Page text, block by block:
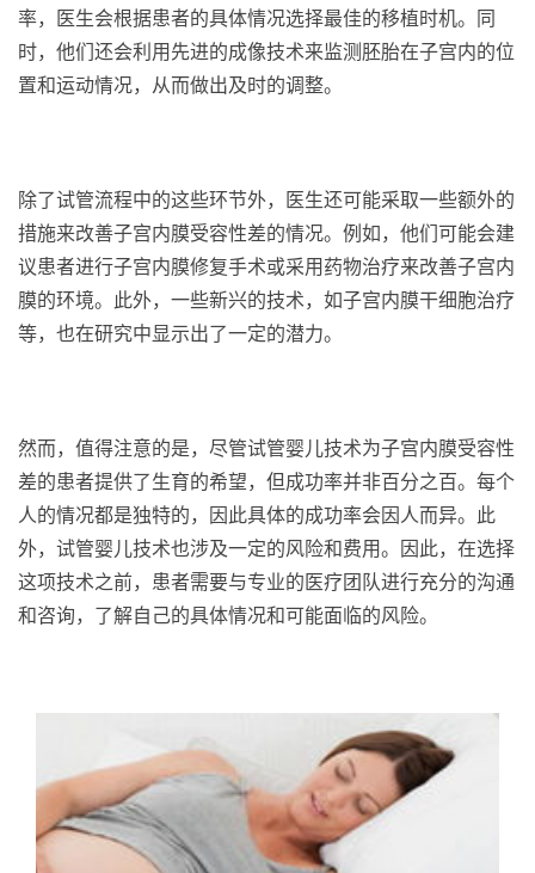
率，医生会根据患者的具体情况选择最佳的移植时机。同
时，他们还会利用先进的成像技术来监测胚胎在子宫内的位
置和运动情况，从而做出及时的调整。
除了试管流程中的这些环节外，医生还可能采取一些额外的
措施来改善子宫内膜受容性差的情况。例如，他们可能会建
议患者进行子宫内膜修复手术或采用药物治疗来改善子宫内
膜的环境。此外，一些新兴的技术，如子宫内膜干细胞治疗
等，也在研究中显示出了一定的潜力。
然而，值得注意的是，尽管试管婴儿技术为子宫内膜受容性
差的患者提供了生育的希望，但成功率并非百分之百。每个
人的情况都是独特的，因此具体的成功率会因人而异。此
外，试管婴儿技术也涉及一定的风险和费用。因此，在选择
这项技术之前，患者需要与专业的医疗团队进行充分的沟通
和咨询，了解自己的具体情况和可能面临的风险。